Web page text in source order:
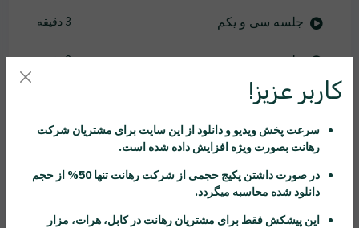
جلسه سی و یکم 3 دقیقه
جلسه سی و دوم 3 دقیقه
جلسه سی و سوم
جلسه سی و چهارم 2 دقیقه
جلسه سی و پنجم 3 دقیقه
جلسه سی و ششم
کاربر عزیز!
سرعت پخش ویدیو و دانلود از این سایت برای مشتریان شرکت
رهانت بصورت ویژه افزایش داده شده است.
در صورت داشتن پکیج حجمی از شرکت رهانت
تنها 50% از حجم
دانلود شده محاسبه میگردد.
این پیشکش فقط برای مشتریان رهانت در کابل، هرات، مزار